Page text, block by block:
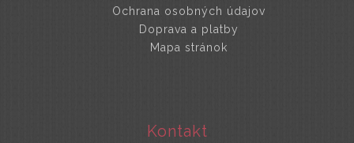
Ochrana osobných údajov
Doprava a platby
Mapa stránok
Kontakt